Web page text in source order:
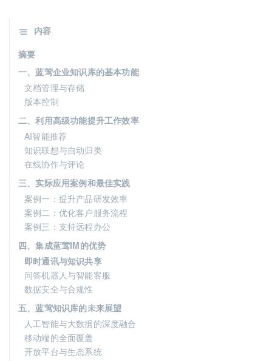
内容
摘要
一、蓝莺企业知识库的基本功能
文档管理与存储
版本控制
二、利用高级功能提升工作效率
AI智能推荐
知识联想与自动归类
在线协作与评论
三、实际应用案例和最佳实践
案例一：提升产品研发效率
案例二：优化客户服务流程
案例三：支持远程办公
四、集成蓝莺IM的优势
即时通讯与知识共享
问答机器人与智能客服
数据安全与合规性
五、蓝莺知识库的未来展望
人工智能与大数据的深度融合
移动端的全面覆盖
开放平台与生态系统